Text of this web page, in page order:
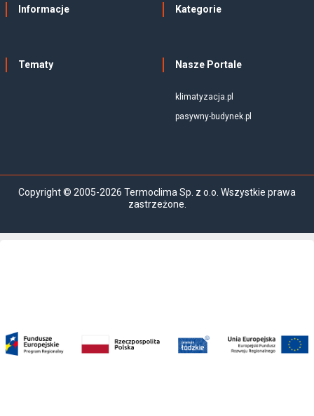
Informacje Kategorie
Tematy Nasze Portale
klimatyzacja.pl
pasywny-budynek.pl
Copyright © 2005-2026 Termoclima Sp. z o.o. Wszystkie prawa
zastrzeżone.